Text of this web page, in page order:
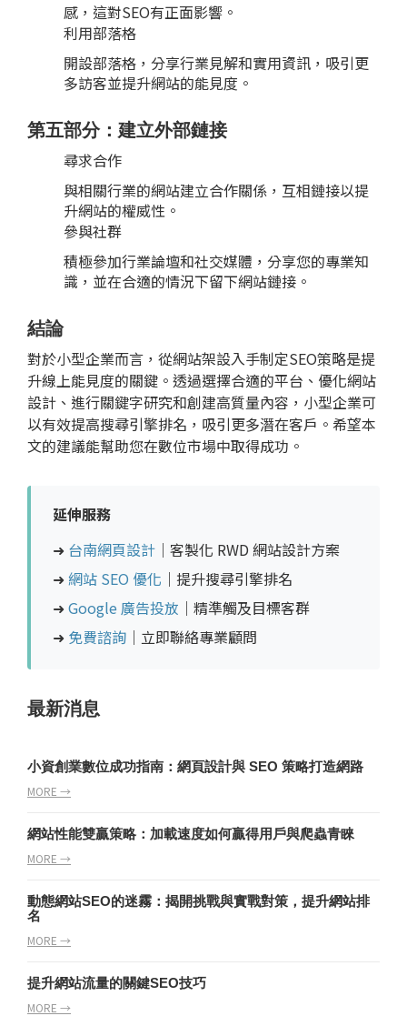
感，這對SEO有正面影響。
利用部落格
開設部落格，分享行業見解和實用資訊，吸引更
多訪客並提升網站的能見度。
第五部分：建立外部鏈接
尋求合作
與相關行業的網站建立合作關係，互相鏈接以提
升網站的權威性。
參與社群
積極參加行業論壇和社交媒體，分享您的專業知
識，並在合適的情況下留下網站鏈接。
結論
對於小型企業而言，從網站架設入手制定SEO策略是提
升線上能見度的關鍵。透過選擇合適的平台、優化網站
設計 、進行關鍵字研究和創建高質量內容，小型企業可
以有效提高搜尋引擎排名，吸引更多潛在客戶。希望本
文的建議能幫助您在數位市場中取得成功。
延伸服務
➜ 台南網頁設計 ｜客製化 RWD 網站設計方案
➜ 網站 SEO 優化 ｜提升搜尋引擎排名
➜ Google 廣告投放 ｜精準觸及目標客群
➜ 免費諮詢 ｜立即聯絡專業顧問
最新消息
小資創業數位成功指南：網頁設計與 SEO 策略打造網路
MORE →
網站性能雙贏策略：加載速度如何贏得用戶與爬蟲青睞
MORE →
動態網站SEO的迷霧：揭開挑戰與實戰對策，提升網站排
名
MORE →
提升網站流量的關鍵SEO技巧
MORE →